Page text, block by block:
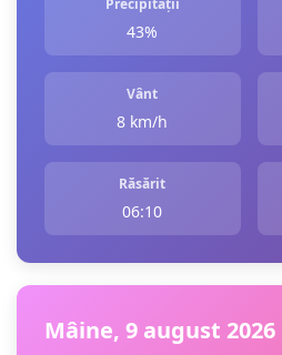
Precipitații
43%
Vânt
8 km/h
Răsărit
06:10
Mâine, 9 august 2026